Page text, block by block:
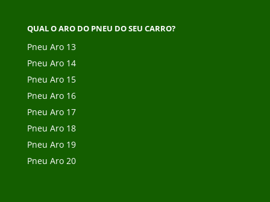
QUAL O ARO DO PNEU DO SEU CARRO?
Pneu Aro 13
Pneu Aro 14
Pneu Aro 15
Pneu Aro 16
Pneu Aro 17
Pneu Aro 18
Pneu Aro 19
Pneu Aro 20